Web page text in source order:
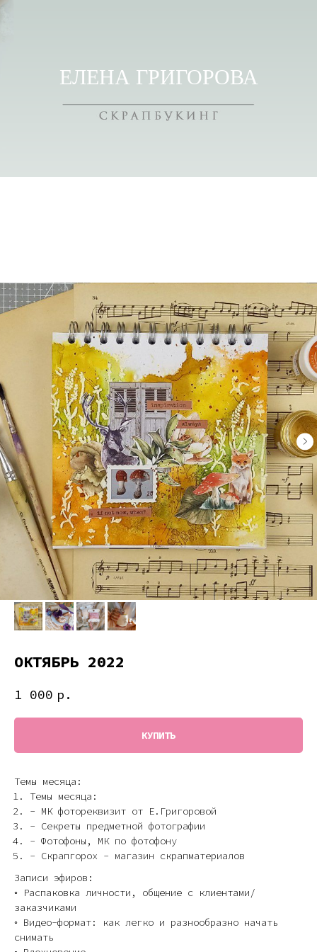
ЕЛЕНА ГРИГОРОВА
ОКТЯБРЬ 2022
1 000 р.
КУПИТЬ
Темы месяца:
Темы месяца:
- МК фотореквизит от Е.Григоровой
- Секреты предметной фотографии
- Фотофоны, МК по фотофону
- Скрапгорох - магазин скрапматериалов
Записи эфиров:
◦ Распаковка личности, общение с клиентами/
заказчиками
◦ Видео-формат: как легко и разнообразно начать
снимать